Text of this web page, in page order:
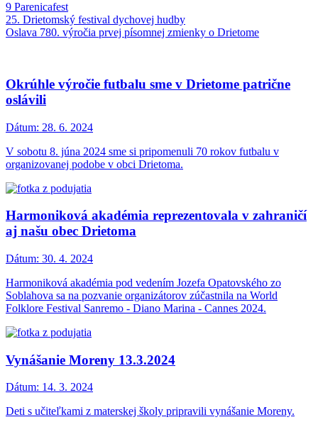
9 Parenicafest
25. Drietomský festival dychovej hudby
Oslava 780. výročia prvej písomnej zmienky o Drietome
Okrúhle výročie futbalu sme v Drietome patrične
oslávili
Dátum: 28. 6. 2024
V sobotu 8. júna 2024 sme si pripomenuli 70 rokov futbalu v
organizovanej podobe v obci Drietoma.
Harmoniková akadémia reprezentovala v zahraničí
aj našu obec Drietoma
Dátum: 30. 4. 2024
Harmoniková akadémia pod vedením Jozefa Opatovského zo
Soblahova sa na pozvanie organizátorov zúčastnila na World
Folklore Festival Sanremo - Diano Marina - Cannes 2024.
Vynášanie Moreny 13.3.2024
Dátum: 14. 3. 2024
Deti s učiteľkami z materskej školy pripravili vynášanie Moreny.